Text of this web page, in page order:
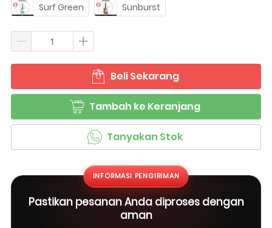
Surf Green
Sunburst
` Beli Sekarang
` Tambah ke Keranjang
` Tanyakan Stok
INFORMASI PENGIRIMAN
Pastikan pesanan Anda diproses dengan
aman